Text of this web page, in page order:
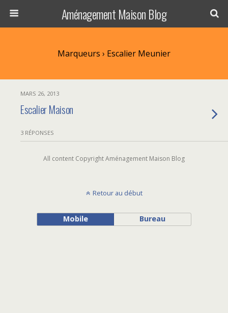
Aménagement Maison Blog
Marqueurs › Escalier Meunier
MARS 26, 2013
Escalier Maison
3 RÉPONSES
All content Copyright Aménagement Maison Blog
Retour au début
Mobile Bureau